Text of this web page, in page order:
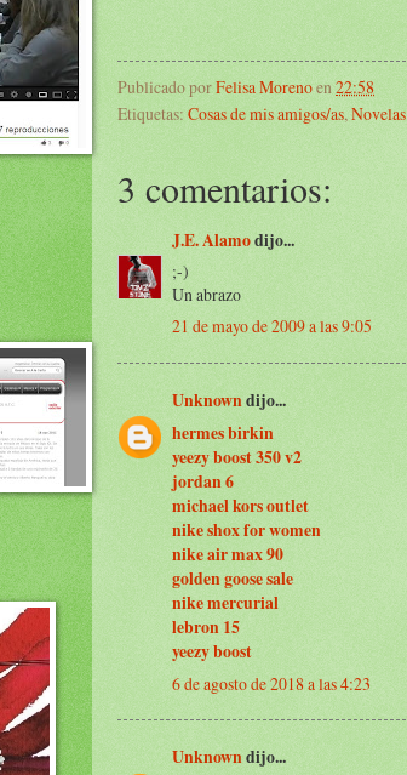
Publicado porFelisa Morenoen 22:58
Etiquetas: Cosas de mis amigos/as, Novelas
3 comentarios:
J.E. Alamodijo...
;-)
Un abrazo
21 de mayo de 2009 a las 9:05
Unknowndijo...
hermes birkin
yeezy boost 350 v2
jordan 6
michael kors outlet
nike shox for women
nike air max 90
golden goose sale
nike mercurial
lebron 15
yeezy boost
6 de agosto de 2018 a las 4:23
Unknowndijo...